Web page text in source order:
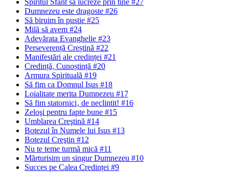
Spiritul Sfânt să lucreze prin tine #27
Dumnezeu este dragoste #26
Să biruim în pustie #25
Milă să avem #24
Adevărata Evanghelie #23
Perseverență Creștină #22
Manifestări ale credinței #21
Credință, Cunoștință #20
Armura Spirituală #19
Să fim ca Domnul Isus #18
Loialitate merita Dumnezeu #17
Să fim statornici‚ de neclintit! #16
Zeloşi pentru fapte bune #15
Umblarea Creştină #14
Botezul în Numele lui Isus #13
Botezul Creştin #12
Nu te teme turmă mică #11
Mărturisim un singur Dumnezeu #10
Succes pe Calea Credinței #9